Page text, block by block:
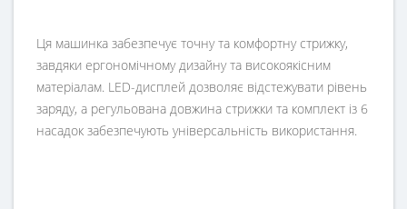
Ця машинка забезпечує точну та комфортну стрижку,
завдяки ергономічному дизайну та високоякісним
матеріалам. LED-дисплей дозволяє відстежувати рівень
заряду, а регульована довжина стрижки та комплект із 6
насадок забезпечують універсальність використання.